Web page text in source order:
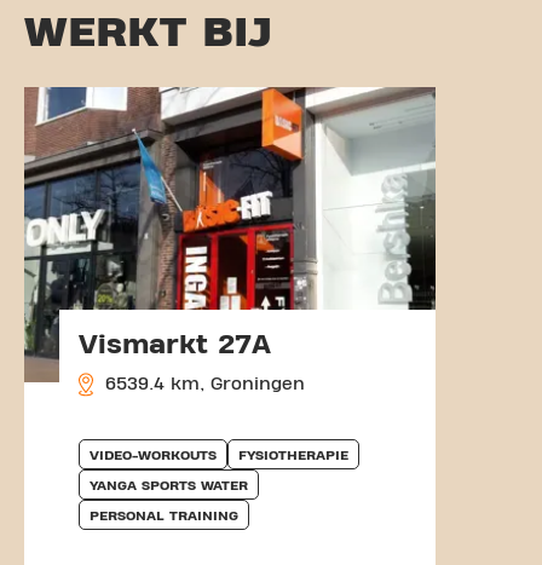
WERKT BIJ
Vismarkt 27A
6539.4 km, Groningen
VIDEO-WORKOUTS FYSIOTHERAPIE
YANGA SPORTS WATER
PERSONAL TRAINING